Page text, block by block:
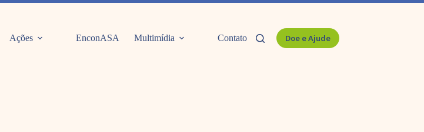
Ações EnconASA Multimídia Contato Doe e Ajude